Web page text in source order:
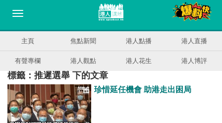
主頁 焦點新聞 港人點播 港人直播
有聲專欄 港人觀點 港人花生 港人博評
標籤：推遲選舉 下的文章
珍惜延任機會 助港走出困局